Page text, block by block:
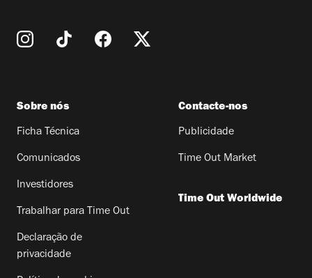
Sobre nós
Ficha Técnica
Comunicados
Investidores
Trabalhar para Time Out
Declaração de
privacidade
Contacte-nos
Publicidade
Time Out Market
Time Out Worldwide